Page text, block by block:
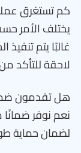
كم تستغرق
يختلف الأمر
غالبًا يتم
لاحقة للتأكد
هل تقدمون
نعم نوفر
لضمان حماية